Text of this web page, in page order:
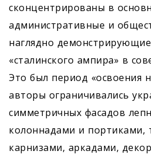
сконцентрированы в
административные и
наглядно демонстрирующие
«сталинского ампира» в
Это был период «освоения
авторы ограничивались
симметричных фасадов
колоннадами и портиками,
карнизами, аркадами,